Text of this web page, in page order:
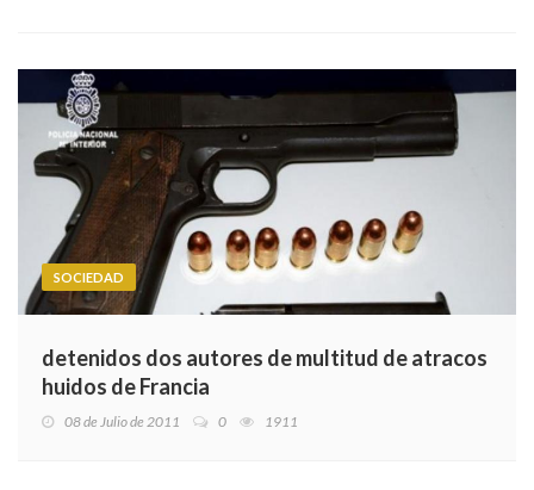
SOCIEDAD
detenidos dos autores de multitud de atracos
huidos de Francia
08 de Julio de 2011 0 1911